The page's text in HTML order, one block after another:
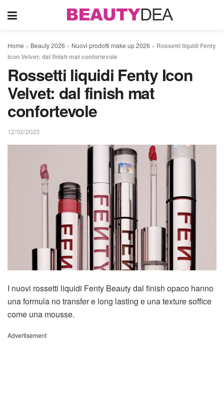
Home » Beauty 2026 » Nuovi prodotti make up 2026 » Rossetti liquidi Fenty
Icon Velvet: dal finish mat confortevole
Rossetti liquidi Fenty Icon
Velvet: dal finish mat
confortevole
12/02/2023
I nuovi rossetti liquidi Fenty Beauty dal finish opaco hanno
una formula no transfer e long lasting e una texture soffice
come una mousse.
Advertisement